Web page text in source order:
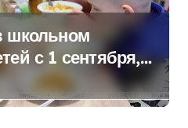
школьном
с 1 сентября,